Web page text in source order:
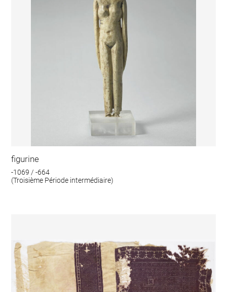
figurine
-1069 / -664
(Troisième Période intermédiaire)